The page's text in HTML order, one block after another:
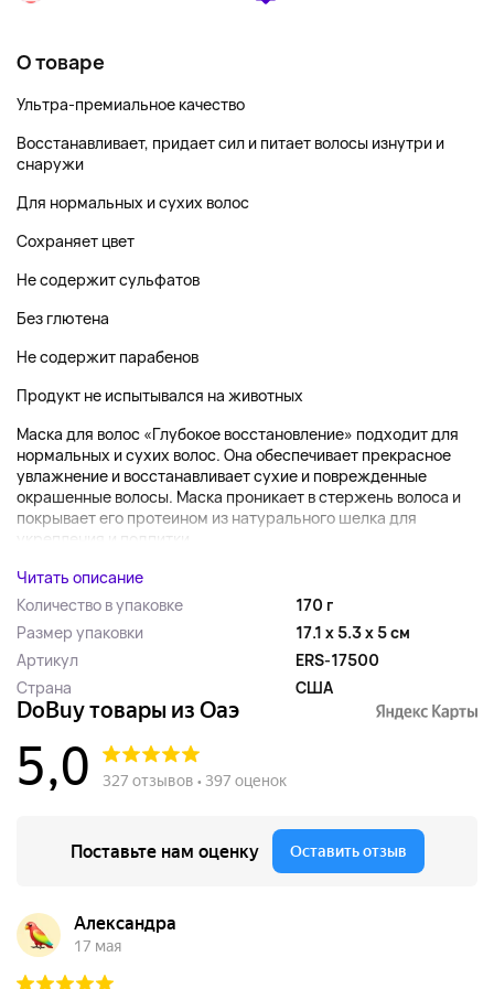
О товаре
Ультра-премиальное качество
Восстанавливает, придает сил и питает волосы изнутри и
снаружи
Для нормальных и сухих волос
Сохраняет цвет
Не содержит сульфатов
Без глютена
Не содержит парабенов
Продукт не испытывался на животных
Маска для волос «Глубокое восстановление» подходит для
нормальных и сухих волос. Она обеспечивает прекрасное
увлажнение и восстанавливает сухие и поврежденные
окрашенные волосы. Маска проникает в стержень волоса и
покрывает его протеином из натурального шелка для
укрепления и подпитки...
Читать описание
Количество в упаковке
170 г
Размер упаковки
17.1 x 5.3 x 5 см
Артикул
ERS-17500
Страна
США